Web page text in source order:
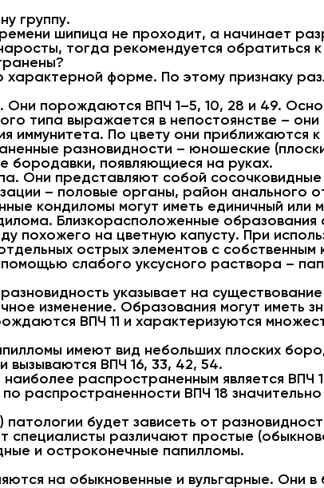
группу.
шипица не проходит, а начинает
тогда рекомендуется обратиться к
характерной форме. По этому признаку
порождаются ВПЧ 1–5, 10, 28 и 49.
типа выражается в непостоянстве –
иммунитета. По цвету они приближаются
разновидности – юношеские
бородавки, появляющиеся на руках.
Они представляют собой
– половые органы, район анального
кондиломы могут иметь единичный или
Близкорасположенные образования
похожего на цветную капусту. При
острых элементов с
слабого уксусного раствора –
указывает на
изменение. Образования могут иметь
ВПЧ 11 и характеризуются
имеют вид небольших плоских
вызываются ВПЧ 16, 33, 42, 54.
распространенным является ВПЧ
распространенности ВПЧ 18 значительно
патологии будет зависеть от
специалисты различают простые
и остроконечные папилломы.
на обыкновенные и вульгарные. Они в